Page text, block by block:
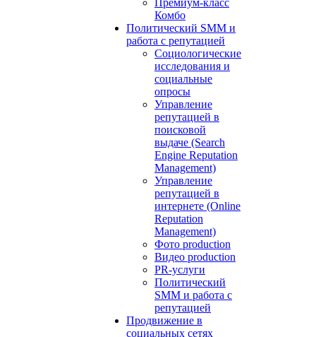
Премиум-класс
Комбо
Политический SMM и
работа с репутацией
Социологические
исследования и
социальные
опросы
Управление
репутацией в
поисковой
выдаче (Search
Engine Reputation
Management)
Управление
репутацией в
интернете (Online
Reputation
Management)
Фото production
Видео production
PR-услуги
Политический
SMM и работа с
репутацией
Продвижение в
социальных сетях